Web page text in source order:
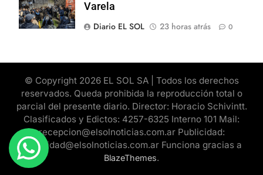
Varela
Diario EL SOL
23 horas atrás 0
© Copyright 2026 EL SOL SA | Todos los derechos
reservados. Queda prohibida la reproducción total o
parcial del presente diario. Director: Horacio Schivintt.
Clasificados y Edictos: 4257-6325 Interno 101 Mail:
recepcion@elsolnoticias.com.ar Publicidad:
publicidad@elsolnoticias.com.ar Funciona gracias a
BlazeThemes.